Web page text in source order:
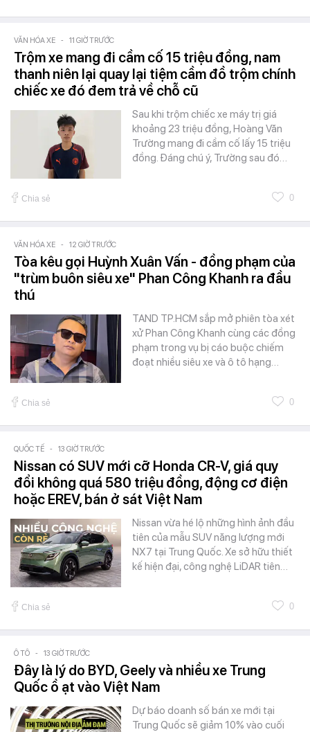
VĂN HÓA XE - 11 GIỜ TRƯỚC
Trộm xe mang đi cầm cố 15 triệu đồng, nam
thanh niên lại quay lại tiệm cầm đồ trộm chính
chiếc xe đó đem trả về chỗ cũ
Sau khi trộm chiếc xe máy trị giá
khoảng 23 triệu đồng, Hoàng Văn
Trường mang đi cầm cố lấy 15 triệu
đồng. Đáng chú ý, Trường sau đó…
Chia sẻ 0
VĂN HÓA XE - 12 GIỜ TRƯỚC
Tòa kêu gọi Huỳnh Xuân Vấn - đồng phạm của
"trùm buôn siêu xe" Phan Công Khanh ra đầu
thú
TAND TP.HCM sắp mở phiên tòa xét
xử Phan Công Khanh cùng các đồng
phạm trong vụ bị cáo buộc chiếm
đoạt nhiều siêu xe và ô tô hạng…
Chia sẻ 0
QUỐC TẾ - 13 GIỜ TRƯỚC
Nissan có SUV mới cỡ Honda CR-V, giá quy
đổi không quá 580 triệu đồng, động cơ điện
hoặc EREV, bán ở sát Việt Nam
Nissan vừa hé lộ những hình ảnh đầu
tiên của mẫu SUV năng lượng mới
NX7 tại Trung Quốc. Xe sở hữu thiết
kế hiện đại, công nghệ LiDAR tiên…
Chia sẻ 0
Ô TÔ - 13 GIỜ TRƯỚC
Đây là lý do BYD, Geely và nhiều xe Trung
Quốc ồ ạt vào Việt Nam
Dự báo doanh số bán xe mới tại
Trung Quốc sẽ giảm 10% vào cuối